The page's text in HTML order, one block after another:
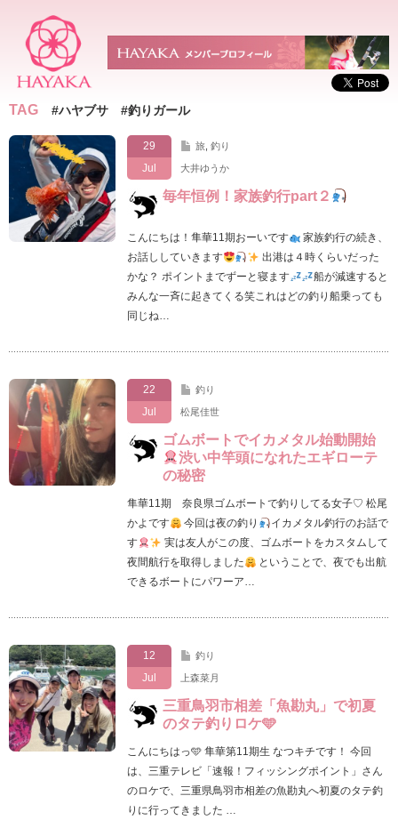
TAG #ハヤブサ #釣りガール
29
Jul
旅, 釣り
大井ゆうか
毎年恒例！家族釣行part２
こんにちは！隼華11期おーいです
家族釣行の続き、
お話ししていきます
出港は４時くらいだった
かな？ ポイントまでずーと寝ます
船が減速すると
みんな一斉に起きてくる笑これはどの釣り船乗っても
同じね…
22
Jul
釣り
松尾佳世
ゴムボートでイカメタル始動開始
渋い中竿頭になれたエギローテ
の秘密
隼華11期 奈良県ゴムボートで釣りしてる女子♡ 松尾
かよです
今回は夜の釣り
イカメタル釣行のお話で
す
実は友人がこの度、ゴムボートをカスタムして
夜間航行を取得しました
ということで、夜でも出航
できるボートにパワーア…
12
Jul
釣り
上森菜月
三重鳥羽市相差「魚勘丸」で初夏
のタテ釣りロケ🩵
こんにちはっ🩵 隼華第11期生 なつキチです！ 今回
は、三重テレビ「速報！フィッシングポイント」さん
のロケで、三重県鳥羽市相差の魚勘丸へ初夏のタテ釣
りに行ってきました …